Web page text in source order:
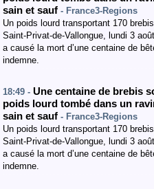
sain et sauf - France3-Regions
Un poids lourd transportant 170
Saint-Privat-de-Vallongue, lundi 3
a causé la mort d’une centaine de
indemne.
18:49 - Une centaine de brebis
poids lourd tombé dans un
sain et sauf - France3-Regions
Un poids lourd transportant 170
Saint-Privat-de-Vallongue, lundi 3
a causé la mort d’une centaine de
indemne.